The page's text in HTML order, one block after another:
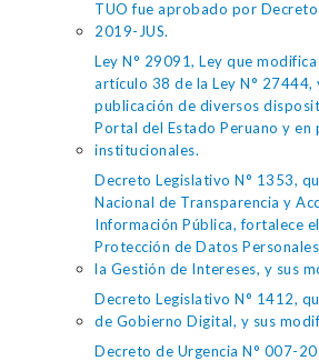
TUO fue aprobado por
2019-JUS.
Ley N° 29091, Ley que
artículo 38 de la Ley N° 27444,
publicación de diversos
Portal del Estado Peruano y en
institucionales.
Decreto Legislativo N° 1353,
Nacional de Transparencia y
Información Pública, fortalece
Protección de Datos
la Gestión de Intereses, y sus
Decreto Legislativo N° 1412,
de Gobierno Digital, y sus
Decreto de Urgencia N° 007-